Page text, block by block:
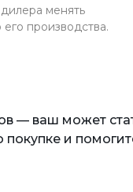
менять
производства.
— ваш может
и